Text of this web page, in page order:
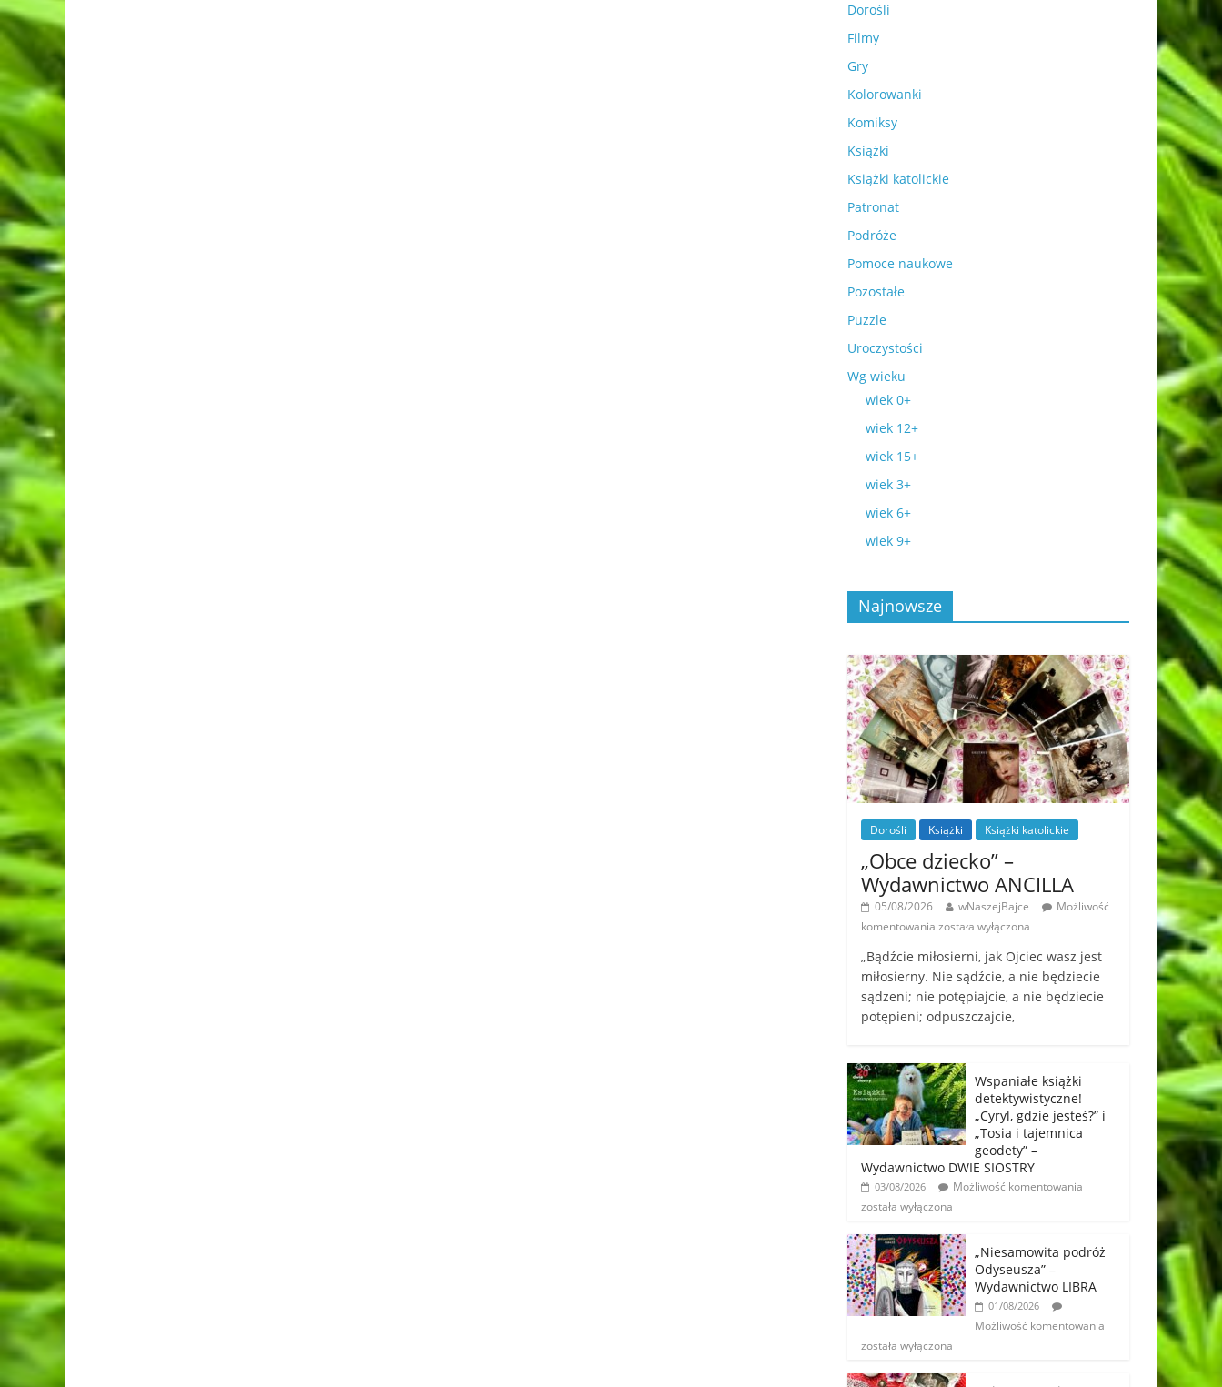
Dorośli
Filmy
Gry
Kolorowanki
Komiksy
Książki
Książki katolickie
Patronat
Podróże
Pomoce naukowe
Pozostałe
Puzzle
Uroczystości
Wg wieku
wiek 0+
wiek 12+
wiek 15+
wiek 3+
wiek 6+
wiek 9+
Najnowsze
Dorośli Książki Książki katolickie
„Obce dziecko” –
Wydawnictwo ANCILLA
05/08/2026 wNaszejBajce
Możliwość
komentowania została wyłączona
„Bądźcie miłosierni, jak Ojciec wasz jest
miłosierny. Nie sądźcie, a nie będziecie
sądzeni; nie potępiajcie, a nie będziecie
potępieni; odpuszczajcie,
Wspaniałe książki
detektywistyczne!
„Cyryl, gdzie jesteś?” i
„Tosia i tajemnica
geodety” –
Wydawnictwo DWIE SIOSTRY
03/08/2026
Możliwość komentowania
została wyłączona
„Niesamowita podróż
Odyseusza” –
Wydawnictwo LIBRA
01/08/2026
Możliwość komentowania
została wyłączona